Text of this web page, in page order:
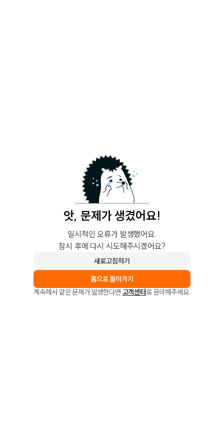
앗, 문제가 생겼어요!
일시적인 오류가 발생했어요.
잠시 후에 다시 시도해주시겠어요?
새로고침하기
홈으로 돌아가기
계속해서 같은 문제가 발생한다면 고객센터로 문의해주세요.